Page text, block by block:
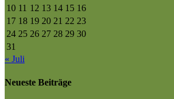
10 11 12 13 14 15 16
17 18 19 20 21 22 23
24 25 26 27 28 29 30
31
« Juli
Neueste Beiträge